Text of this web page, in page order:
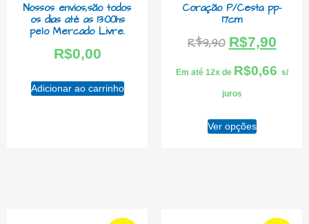
Nossos envios,são todos
os dias até as 13:00hs
pelo Mercado Livre.
R$0,00
Adicionar ao carrinho
Coração P/Cesta pp-
17cm
R$9,90 R$7,90
Em até 12x de R$0,66 s/
juros
Ver opções